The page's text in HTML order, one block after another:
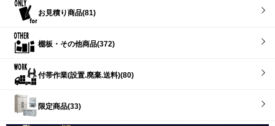
お見積り商品(81)
棚板・その他商品(372)
付帯作業(設置.廃棄.送料)(80)
限定商品(33)